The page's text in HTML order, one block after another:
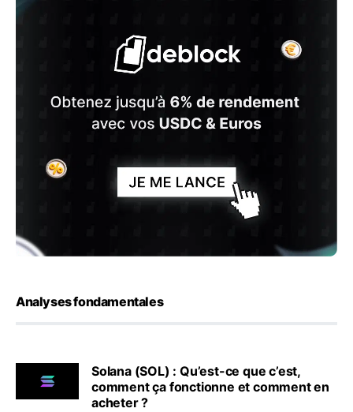
Analyses fondamentales
Solana (SOL) : Qu’est-ce que c’est,
comment ça fonctionne et comment en
acheter ?